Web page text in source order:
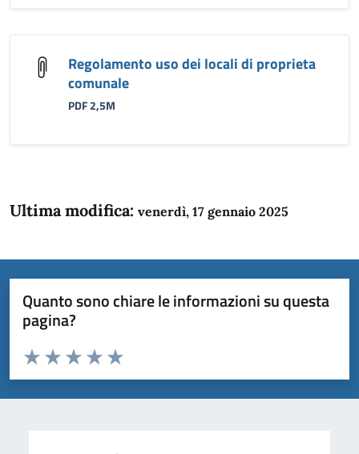
Regolamento uso dei locali di proprieta
comunale
PDF 2,5M
Ultima modifica: venerdì, 17 gennaio 2025
Quanto sono chiare le informazioni su questa
pagina?
Domanda
Valuta da 1 a 5 stelle la pagina
Valuta 5 stelle su 5
Valuta 4 stelle su 5
Valuta 3 stelle su 5
Valuta 2 stelle su 5
Valuta 1 stelle su 5